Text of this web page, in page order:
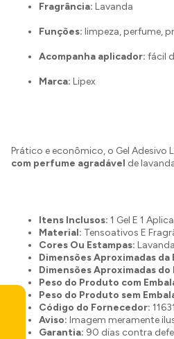
Fragrância: Lavanda
Funções: limpeza, perfume,
Acompanha aplicador: fácil
Marca: Lipex
Prático e econômico, o Gel Adesivo
com perfume agradável de
Itens Inclusos: 1 Gel E 1
Material: Tensoativos E
Cores Ou Estampas: Lavanda
Dimensões Aproximadas da
Dimensões Aproximadas
Peso do Produto com
Peso do Produto sem
Código do Fornecedor: 11631
Aviso: Imagem meramente
Garantia: 90 dias contra